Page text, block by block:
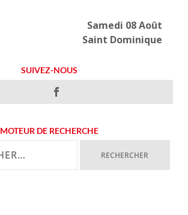
Samedi 08 Août
Saint Dominique
SUIVEZ-NOUS
MOTEUR DE RECHERCHE